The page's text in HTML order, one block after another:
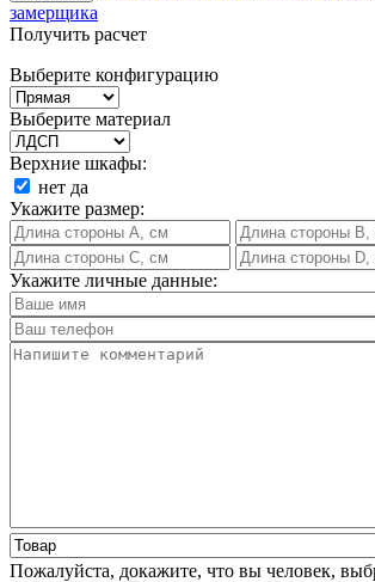
замерщика
Получить расчет
Выберите конфигурацию
Выберите материал
Верхние шкафы:
нет да
Укажите размер:
Укажите личные данные:
Пожалуйста, докажите, что вы человек,